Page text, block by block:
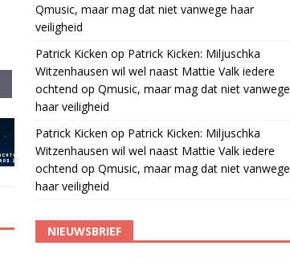
Qmusic, maar mag dat niet vanwege haar
veiligheid
Patrick Kicken op Patrick Kicken: Miljuschka
Witzenhausen wil wel naast Mattie Valk iedere
ochtend op Qmusic, maar mag dat niet vanwege
haar veiligheid
Patrick Kicken op Patrick Kicken: Miljuschka
Witzenhausen wil wel naast Mattie Valk iedere
ochtend op Qmusic, maar mag dat niet vanwege
haar veiligheid
NIEUWSBRIEF